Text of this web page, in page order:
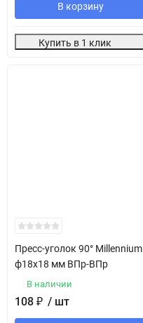
В корзину
Купить в 1 клик
Пресс-уголок 90° Millennium
ф18х18 мм ВПр-ВПр
В наличии
108 ₽ / шт